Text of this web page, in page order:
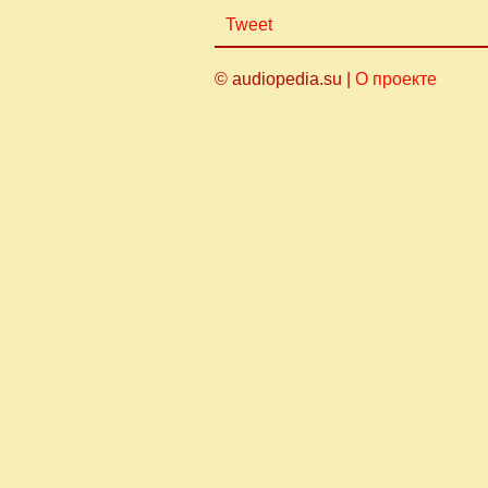
Tweet
© audiopedia.su | О проекте